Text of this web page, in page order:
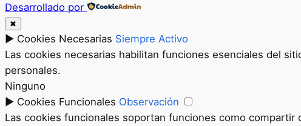
Desarrollado por
✖
► Cookies Necesarias Siempre Activo
Las cookies necesarias habilitan funciones esenciales del
personales.
Ninguno
► Cookies Funcionales Observación
Las cookies funcionales soportan funciones como